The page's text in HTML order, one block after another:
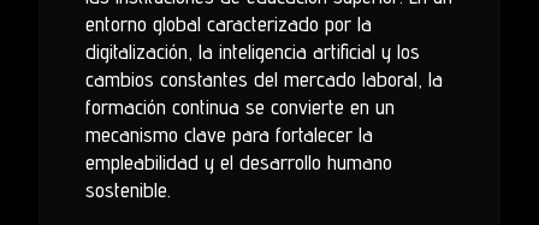
entorno global caracterizado por la
digitalización, la inteligencia artificial y los
cambios constantes del mercado laboral, la
formación continua se convierte en un
mecanismo clave para fortalecer la
empleabilidad y el desarrollo humano
sostenible.